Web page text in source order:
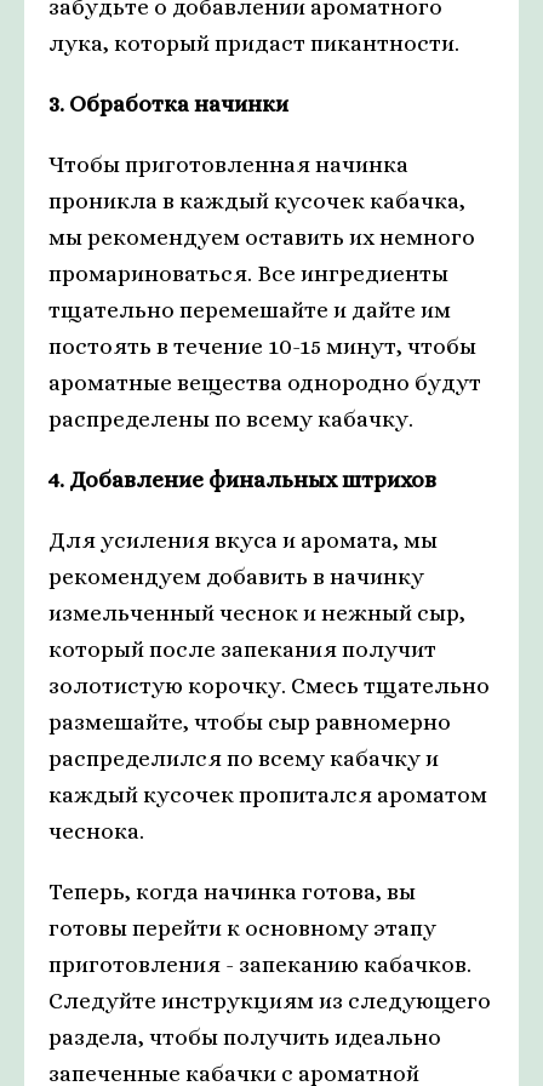
забудьте о добавлении ароматного
лука, который придаст пикантности.
3. Обработка начинки
Чтобы приготовленная начинка
проникла в каждый кусочек кабачка,
мы рекомендуем оставить их немного
промариноваться. Все ингредиенты
тщательно перемешайте и дайте им
постоять в течение 10-15 минут, чтобы
ароматные вещества однородно будут
распределены по всему кабачку.
4. Добавление финальных штрихов
Для усиления вкуса и аромата, мы
рекомендуем добавить в начинку
измельченный чеснок и нежный сыр,
который после запекания получит
золотистую корочку. Смесь тщательно
размешайте, чтобы сыр равномерно
распределился по всему кабачку и
каждый кусочек пропитался ароматом
чеснока.
Теперь, когда начинка готова, вы
готовы перейти к основному этапу
приготовления - запеканию кабачков.
Следуйте инструкциям из следующего
раздела, чтобы получить идеально
запеченные кабачки с ароматной